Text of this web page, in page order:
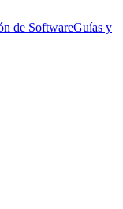
de SoftwareGuías y